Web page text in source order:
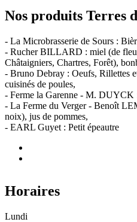
Nos produits Terres
- La Microbrasserie de Sours :
- Rucher BILLARD : miel (de
Châtaigniers, Chartres, Forêt),
- Bruno Debray : Oeufs, Rillettes
cuisinés de poules,
- Ferme la Garenne - M. DUYCK
- La Ferme du Verger - Benoît
noix), jus de pommes,
- EARL Guyet : Petit épeautre
Horaires
Lundi